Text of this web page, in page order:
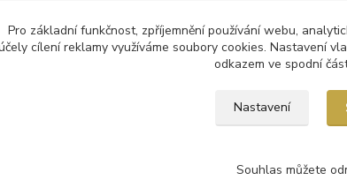
Pro základní funkčnost, zpříjemnění používání webu,
cílení reklamy využíváme soubory cookies. Nastavení
odkazem ve spodní
Nastavení
Souhlas můžete